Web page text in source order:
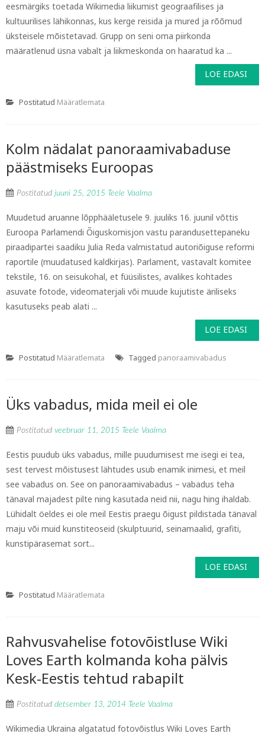
eesmärgiks toetada Wikimedia liikumist geograafilises ja
kultuurilises lähikonnas, kus kerge reisida ja mured ja rõõmud
üksteisele mõistetavad. Grupp on seni oma piirkonda
määratlenud üsna vabalt ja liikmeskonda on haaratud ka ...
LOE EDASI
Postitatud Määratlemata
Kolm nädalat panoraamivabaduse
päästmiseks Euroopas
Postitatud juuni 25, 2015 Teele Vaalma
Muudetud aruanne lõpphääletusele 9. juuliks 16. juunil võttis
Euroopa Parlamendi Õiguskomisjon vastu parandusettepaneku
piraadipartei saadiku Julia Reda valmistatud autoriõiguse reformi
raportile (muudatused kaldkirjas). Parlament, vastavalt komitee
tekstile, 16. on seisukohal, et füüsilistes, avalikes kohtades
asuvate fotode, videomaterjali või muude kujutiste äriliseks
kasutuseks peab alati ...
LOE EDASI
Postitatud Määratlemata Tagged panoraamivabadus
Üks vabadus, mida meil ei ole
Postitatud veebruar 11, 2015 Teele Vaalma
Eestis puudub üks vabadus, mille puudumisest me isegi ei tea,
sest tervest mõistusest lähtudes usub enamik inimesi, et meil
see vabadus on. See on panoraamivabadus – vabadus teha
tänaval majadest pilte ning kasutada neid nii, nagu hing ihaldab.
Lühidalt öeldes ei ole meil Eestis praegu õigust pildistada tänaval
maju või muid kunstiteoseid (skulptuurid, seinamaalid, grafiti,
kunstipärasemat sort...
LOE EDASI
Postitatud Määratlemata
Rahvusvahelise fotovõistluse Wiki
Loves Earth kolmanda koha pälvis
Kesk-Eestis tehtud rabapilt
Postitatud detsember 13, 2014 Teele Vaalma
Wikimedia Ukraina algatatud fotovõistlus Wiki Loves Earth